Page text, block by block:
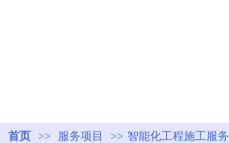
首页 >> 服务项目 >> 智能化工程施工服务